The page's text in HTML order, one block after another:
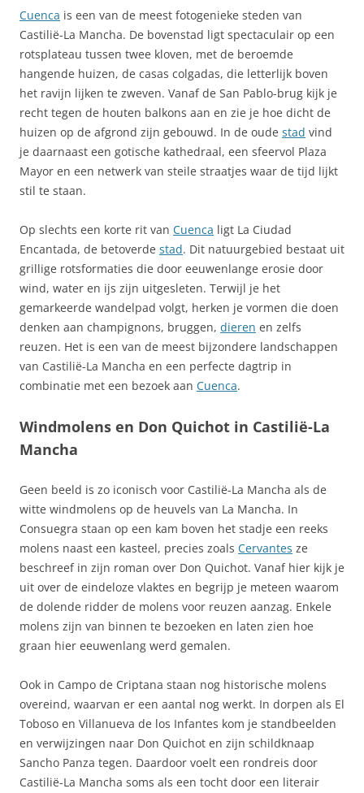
Cuenca is een van de meest fotogenieke steden van
Castilië-La Mancha. De bovenstad ligt spectaculair op een
rotsplateau tussen twee kloven, met de beroemde
hangende huizen, de casas colgadas, die letterlijk boven
het ravijn lijken te zweven. Vanaf de San Pablo-brug kijk je
recht tegen de houten balkons aan en zie je hoe dicht de
huizen op de afgrond zijn gebouwd. In de oude stad vind
je daarnaast een gotische kathedraal, een sfeervol Plaza
Mayor en een netwerk van steile straatjes waar de tijd lijkt
stil te staan.
Op slechts een korte rit van Cuenca ligt La Ciudad
Encantada, de betoverde stad. Dit natuurgebied bestaat uit
grillige rotsformaties die door eeuwenlange erosie door
wind, water en ijs zijn uitgesleten. Terwijl je het
gemarkeerde wandelpad volgt, herken je vormen die doen
denken aan champignons, bruggen, dieren en zelfs
reuzen. Het is een van de meest bijzondere landschappen
van Castilië-La Mancha en een perfecte dagtrip in
combinatie met een bezoek aan Cuenca.
Windmolens en Don Quichot in Castilië-La
Mancha
Geen beeld is zo iconisch voor Castilië-La Mancha als de
witte windmolens op de heuvels van La Mancha. In
Consuegra staan op een kam boven het stadje een reeks
molens naast een kasteel, precies zoals Cervantes ze
beschreef in zijn roman over Don Quichot. Vanaf hier kijk je
uit over de eindeloze vlaktes en begrijp je meteen waarom
de dolende ridder de molens voor reuzen aanzag. Enkele
molens zijn van binnen te bezoeken en laten zien hoe
graan hier eeuwenlang werd gemalen.
Ook in Campo de Criptana staan nog historische molens
overeind, waarvan er een aantal nog werkt. In dorpen als El
Toboso en Villanueva de los Infantes kom je standbeelden
en verwijzingen naar Don Quichot en zijn schildknaap
Sancho Panza tegen. Daardoor voelt een rondreis door
Castilië-La Mancha soms als een tocht door een literair